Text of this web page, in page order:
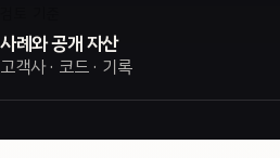
사례와 공개 자산
고객사 · 코드 · 기록